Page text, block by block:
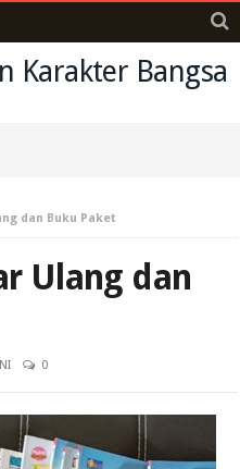
dan Buku Paket
Ulang dan
0